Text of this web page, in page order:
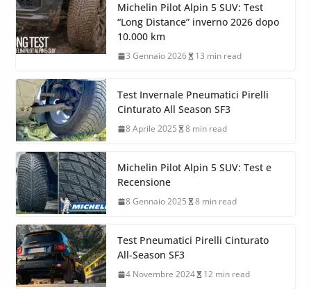
Michelin Pilot Alpin 5 SUV: Test
“Long Distance” inverno 2026 dopo
10.000 km
3 Gennaio 2026 13 min read
Test Invernale Pneumatici Pirelli
Cinturato All Season SF3
8 Aprile 2025 8 min read
Michelin Pilot Alpin 5 SUV: Test e
Recensione
8 Gennaio 2025 8 min read
Test Pneumatici Pirelli Cinturato
All-Season SF3
4 Novembre 2024 12 min read